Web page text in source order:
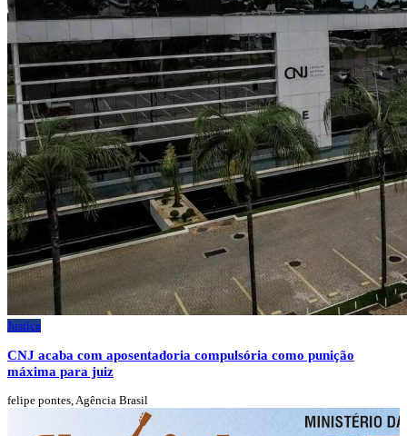
Justiça
CNJ acaba com aposentadoria compulsória como punição
máxima para juiz
felipe pontes, Agência Brasil